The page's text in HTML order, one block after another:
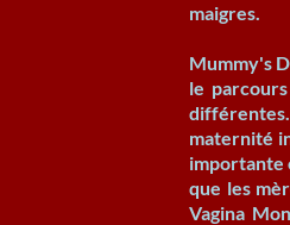
maigres.
Mummy's
le
maternité
importante
que les
Vagina